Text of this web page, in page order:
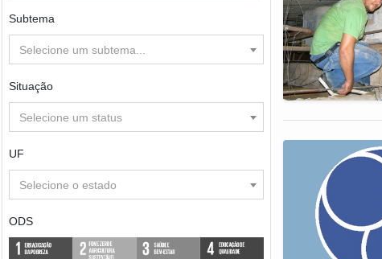
Subtema
Selecione um subtema...
Situação
Selecione um status
UF
Selecione o estado
ODS